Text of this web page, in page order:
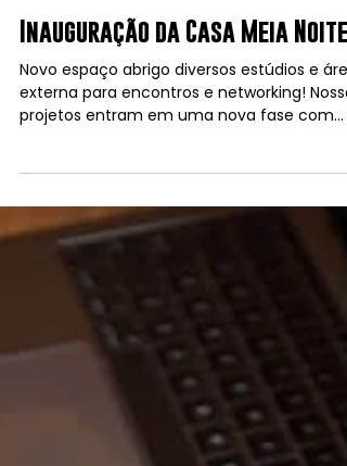
Inauguração da Casa Meia Noite
Novo espaço abrigo diversos estúdios e área
externa para encontros e networking!
projetos entram em uma nova fase com